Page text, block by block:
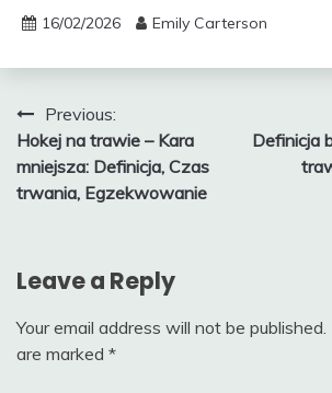
16/02/2026 Emily Carterson
Post
navigation
Previous:
Hokej na trawie – Kara
mniejsza: Definicja, Czas
trwania, Egzekwowanie
Definicja
Leave a Reply
Your email address will not be published.
are marked *